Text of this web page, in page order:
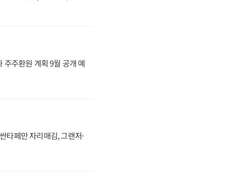
주주환원 계획 9월 공개 예
타페만 자리매김, 그랜저·